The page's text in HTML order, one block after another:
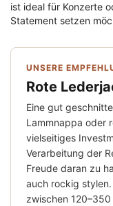
ist ideal für Konzerte
Statement setzen
UNSERE
Rote
Eine gut
Lammnappa oder
vielseitiges
Verarbeitung der
Freude daran zu
auch rockig
zwischen 120–350